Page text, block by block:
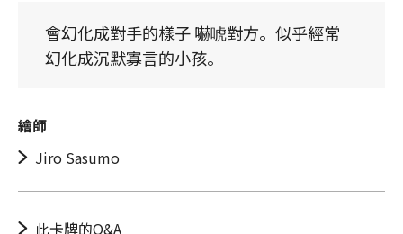
會幻化成對手的樣子 嚇唬對方。似乎經常
幻化成沉默寡言的小孩。
繪師
Jiro Sasumo
此卡牌的Q&A